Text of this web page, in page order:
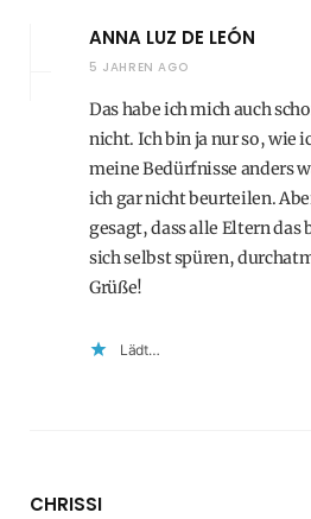
ANNA LUZ DE LEÓN
5 JAHREN AGO
Das habe ich mich auch
nicht. Ich bin ja nur so, wie
meine Bedürfnisse anders
ich gar nicht beurteilen.
gesagt, dass alle Eltern das
sich selbst spüren,
Grüße!
Lädt…
CHRISSI